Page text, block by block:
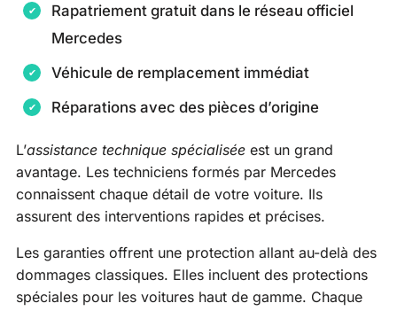
Rapatriement gratuit dans le réseau officiel
Mercedes
Véhicule de remplacement immédiat
Réparations avec des pièces d’origine
L’assistance technique spécialisée est un grand
avantage. Les techniciens formés par Mercedes
connaissent chaque détail de votre voiture. Ils
assurent des interventions rapides et précises.
Les garanties offrent une protection allant au-delà des
dommages classiques. Elles incluent des protections
spéciales pour les voitures haut de gamme. Chaque